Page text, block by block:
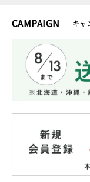
CAMPAIGN キャ